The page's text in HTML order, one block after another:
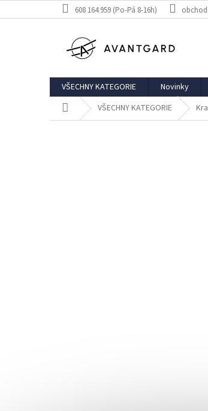
na
608 164 959 (Po-Pá 8-16h)
VŠECHNY KATEGORIE Novinky
Domů VŠECHNY KATEGORIE